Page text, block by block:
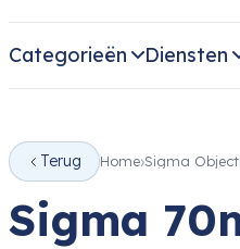
Categorieën Diensten
Terug Home Sigma
Sigma